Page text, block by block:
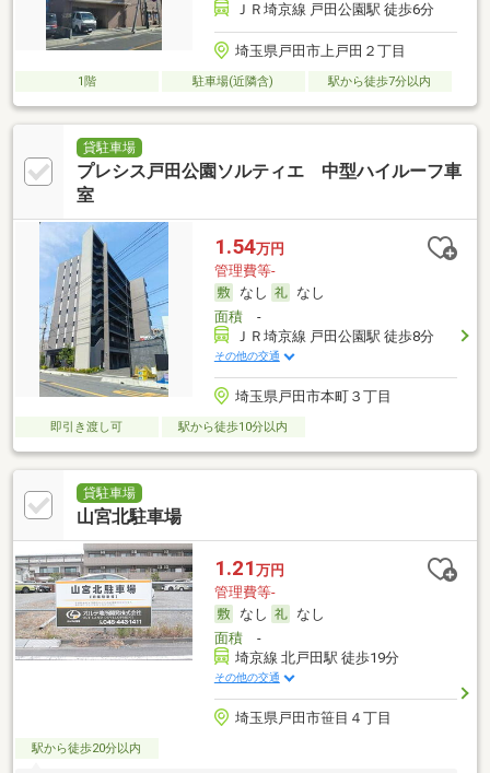
ＪＲ埼京線 戸田公園駅 徒歩6分
埼玉県戸田市上戸田２丁目
1階 駐車場(近隣含) 駅から徒歩7分以内
貸駐車場
プレシス戸田公園ソルティエ 中型ハイルーフ車
室
1.54万円
管理費等-
なし
なし
面積-
ＪＲ埼京線 戸田公園駅 徒歩8分
その他の交通
埼玉県戸田市本町３丁目
即引き渡し可 駅から徒歩10分以内
貸駐車場
山宮北駐車場
1.21 万円
管理費等-
なし
なし
面積-
埼京線 北戸田駅 徒歩19分
その他の交通
埼玉県戸田市笹目４丁目
駅から徒歩20分以内